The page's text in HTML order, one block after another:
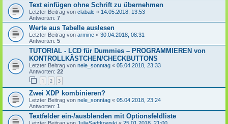
Text einfügen ohne Schrift zu übernehmen
Letzter Beitrag von clabalc « 14.05.2018, 13:53
Antworten: 7
Werte aus Tabelle auslesen
Letzter Beitrag von armine « 30.04.2018, 08:31
Antworten: 5
TUTORIAL - LCD für Dummies – PROGRAMMIEREN von
KONTROLLKÄSTCHEN/CHECKBUTTONS
Letzter Beitrag von nele_sonntag « 05.04.2018, 23:33
Antworten: 22
1 2 3
Zwei XDP kombinieren?
Letzter Beitrag von nele_sonntag « 05.04.2018, 23:24
Antworten: 1
Textfelder ein-/ausblenden mit Optionsfeldliste